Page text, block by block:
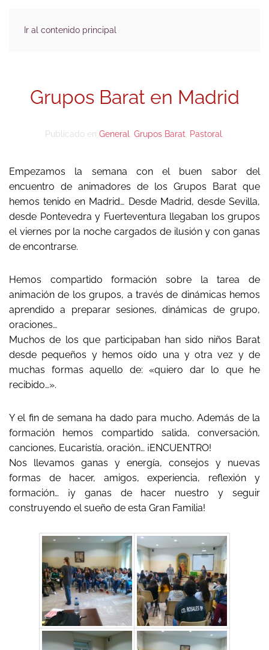
Ir al contenido principal
Grupos Barat en Madrid
Publicado en General Grupos Barat Pastoral
Empezamos la semana con el buen sabor del
encuentro de animadores de los Grupos Barat que
hemos tenido en Madrid… Desde Madrid, desde Sevilla,
desde Pontevedra y Fuerteventura llegaban los grupos
el viernes por la noche cargados de ilusión y con ganas
de encontrarse.
Hemos compartido formación sobre la tarea de
animación de los grupos, a través de dinámicas hemos
aprendido a preparar sesiones, dinámicas de grupo,
oraciones…
Muchos de los que participaban han sido niños Barat
desde pequeños y hemos oído una y otra vez y de
muchas formas aquello de: «quiero dar lo que he
recibido…».
Y el fin de semana ha dado para mucho. Además de la
formación hemos compartido salida, conversación,
canciones, Eucaristía, oración… ¡ENCUENTRO!
Nos llevamos ganas y energía, consejos y nuevas
formas de hacer, amigos, experiencia, reflexión y
formación… ¡y ganas de hacer nuestro y seguir
construyendo el sueño de esta Gran Familia!